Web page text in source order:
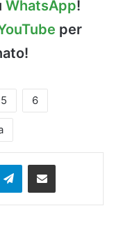
WhatsApp!
per
5 6
TelegramCondividi via Email